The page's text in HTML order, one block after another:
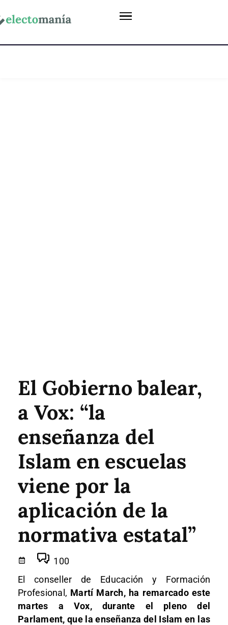
El Gobierno balear,
a Vox: “la
enseñanza del
Islam en escuelas
viene por la
aplicación de la
normativa estatal”
100
El conseller de Educación y Formación
Profesional, Martí March, ha remarcado este
martes a Vox, durante el pleno del
Parlament, que la enseñanza del Islam en las